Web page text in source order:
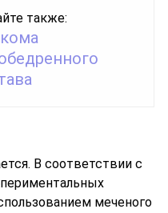
также:
В соответствии с
меченого